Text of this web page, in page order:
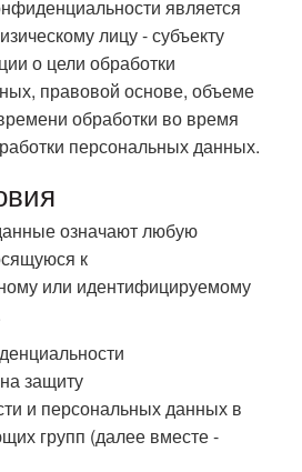
является
лицу - субъекту
о цели обработки
правовой основе, объеме
обработки во время
персональных данных.
означают любую
к
или идентифицируемому
защиту
и персональных данных в
групп (далее вместе -